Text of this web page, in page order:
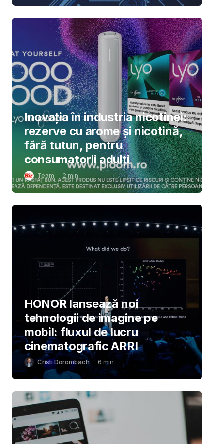
Inovația în industria nicotinei:
rezerve cu arome și nicotină,
fără tutun, pentru
consumatorii adulți
Team 2 min
HONOR lansează noi
tehnologii de imagine pe
mobil: fluxul de lucru
cinematografic ARRI
Cristi Dorombach 6 min